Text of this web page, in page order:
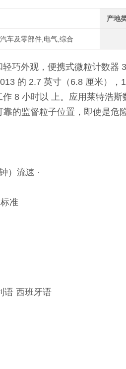
产地
车及零部件,电气,综合
轻巧外观，便携式微粒计数器
的 2.7 英寸（6.8 厘米）
8 小时以 上。应用莱特浩
的监督粒子位置，即使是危
）流速 ·
准
语 西班牙语